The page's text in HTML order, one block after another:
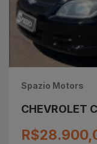
Spazio Motors
CHEVROLET